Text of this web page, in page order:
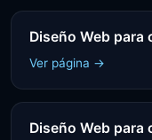
Diseño Web para
Ver página →
Diseño Web para